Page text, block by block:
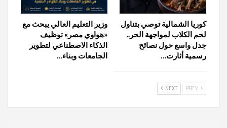
كوريا الشمالية توصي بتناول
لحم الكلاب لمواجهة الحر..
جدل واسع حول نصائح
رسمية أثارت…
وزير التعليم العالي يبحث مع
«هواوي مصر» توظيف
الذكاء الاصطناعي لتطوير
الجامعات وبناء…
NEXT